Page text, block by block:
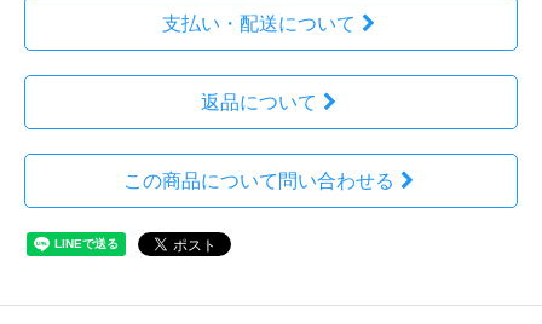
支払い・配送について
返品について
この商品について問い合わせる